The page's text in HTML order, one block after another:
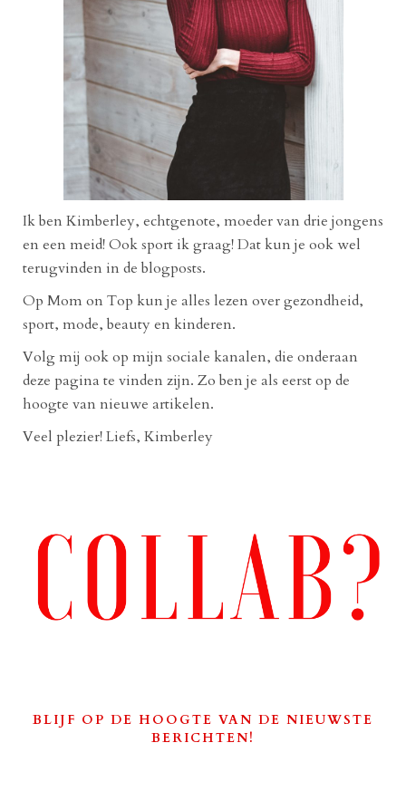
Ik ben Kimberley, echtgenote, moeder van drie jongens
en een meid! Ook sport ik graag! Dat kun je ook wel
terugvinden in de blogposts.
Op Mom on Top kun je alles lezen over gezondheid,
sport, mode, beauty en kinderen.
Volg mij ook op mijn sociale kanalen, die onderaan
deze pagina te vinden zijn. Zo ben je als eerst op de
hoogte van nieuwe artikelen.
Veel plezier! Liefs, Kimberley
BLIJF OP DE HOOGTE VAN DE NIEUWSTE
BERICHTEN!